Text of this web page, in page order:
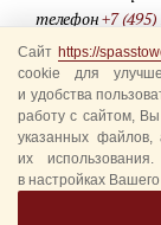
Где купить
Акции
Вопрос-ответ
Правила
телефон+7
© 2009-2025
Разработка
Сайт https://
cookie для
и удобства
работу с сайтом,
указанных файлов,
их
в настройках